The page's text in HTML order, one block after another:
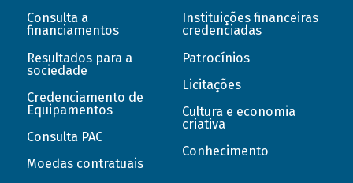
Consulta a
financiamentos
Resultados para a
sociedade
Credenciamento de
Equipamentos
Consulta PAC
Moedas contratuais
Instituições financeiras
credenciadas
Patrocínios
Licitações
Cultura e economia
criativa
Conhecimento